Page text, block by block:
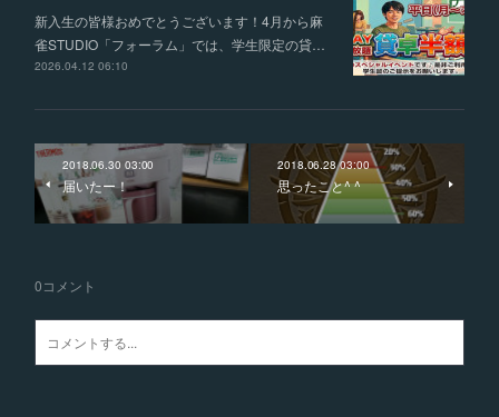
新入生の皆様おめでとうございます！4月から麻
雀STUDIO「フォーラム」では、学生限定の貸…
2026.04.12 06:10
2018.06.30 03:00
届いたー！
2018.06.28 03:00
思ったこと^ ^
0コメント